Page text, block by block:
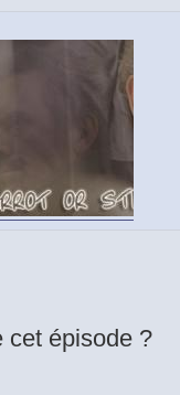
cet épisode ?